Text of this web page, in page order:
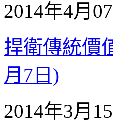
2014年4月
捍衛傳統價
月7日)
2014年3月